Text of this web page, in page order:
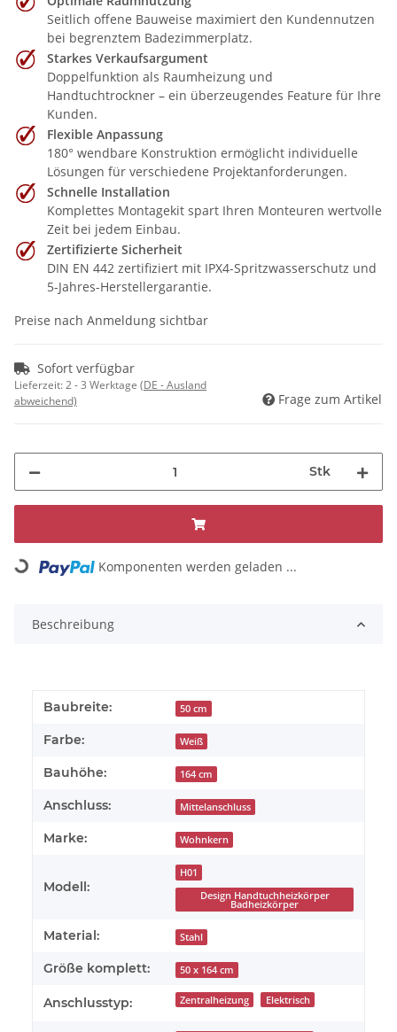
Seitlich offene Bauweise maximiert den Kundennutzen
bei begrenztem Badezimmerplatz.
Starkes Verkaufsargument
Doppelfunktion als Raumheizung und
Handtuchtrockner – ein überzeugendes Feature für Ihre
Kunden.
Flexible Anpassung
180° wendbare Konstruktion ermöglicht individuelle
Lösungen für verschiedene Projektanforderungen.
Schnelle Installation
Komplettes Montagekit spart Ihren Monteuren wertvolle
Zeit bei jedem Einbau.
Zertifizierte Sicherheit
DIN EN 442 zertifiziert mit IPX4-Spritzwasserschutz und
5-Jahres-Herstellergarantie.
Preise nach Anmeldung sichtbar
Sofort verfügbar
Lieferzeit:2 - 3 Werktage (DE - Ausland
abweichend)
Frage zum Artikel
Stk
Loading... Komponenten werden geladen ...
Beschreibung
Baubreite: 50 cm
Farbe: Weiß
Bauhöhe: 164 cm
Anschluss: Mittelanschluss
Marke: Wohnkern
Modell:
H01
Design Handtuchheizkörper
Badheizkörper
Material: Stahl
Größe komplett: 50 x 164 cm
Anschlusstyp: Zentralheizung Elektrisch